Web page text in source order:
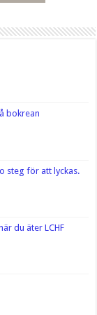
bokrean
steg för att lyckas.
du äter LCHF